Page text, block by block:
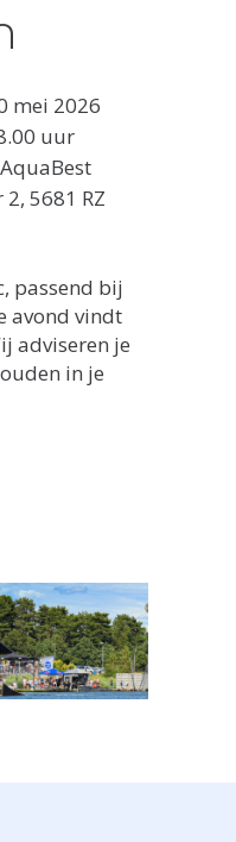
mei 2026
uur
5681 RZ
passend bij
avond vindt
adviseren je
in je